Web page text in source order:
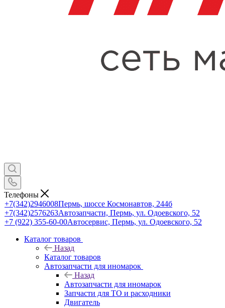
Телефоны
+7(342)2946008Пермь, шоссе Космонавтов, 244б
+7(342)2576263Автозапчасти, Пермь, ул. Одоевского, 52
+7 (922) 355-60-00Автосервис, Пермь, ул. Одоевского, 52
Каталог товаров
Назад
Каталог товаров
Автозапчасти для иномарок
Назад
Автозапчасти для иномарок
Запчасти для ТО и расходники
Двигатель